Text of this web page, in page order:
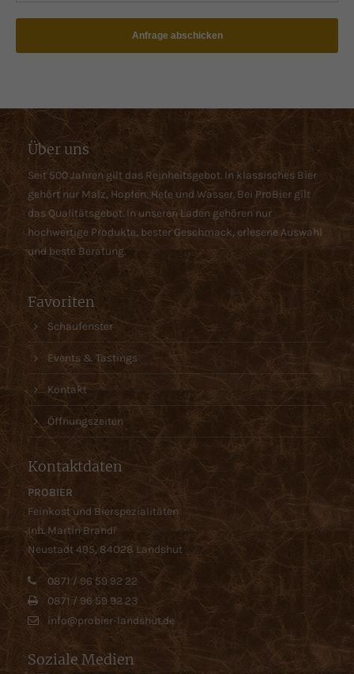
Anfrage abschicken
Über uns
Seit 500 Jahren gilt das Reinheitsgebot. In klassisches Bier
gehört nur Malz, Hopfen, Hefe und Wasser. Bei ProBier gilt
das Qualitätsgebot. In unseren Laden gehören nur
hochwertige Produkte, bester Geschmack, erlesene Auswahl
und beste Beratung.
Favoriten
Schaufenster
Events & Tastings
Kontakt
Öffnungszeiten
Kontaktdaten
PROBIER
Feinkost und Bierspezialitäten
Inh. Martin Brandl
Neustadt 495, 84O28 Landshut
0871 / 96 59 92 22
0871 / 96 59 92 23
info@probier-landshut.de
Soziale Medien